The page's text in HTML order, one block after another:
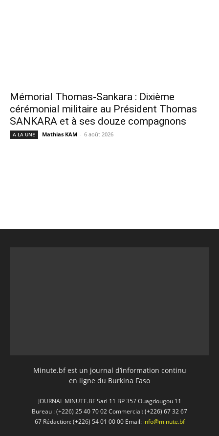
Mémorial Thomas-Sankara : Dixième
cérémonial militaire au Président Thomas
SANKARA et à ses douze compagnons
A LA UNE Mathias KAM - 6 août 2026
Minute.bf est un journal d’information continu
en ligne du Burkina Faso
JOURNAL MINUTE.BF Sarl 11 BP 357 Ouagdougou 11
Bureau : (+226) 25 40 70 02 Commercial: (+226) 67 32 67
67 Rédaction: (+226) 54 01 00 00 Email: info@minute.bf